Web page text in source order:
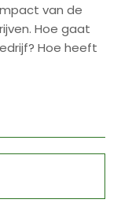
van de
Hoe gaat
Hoe heeft